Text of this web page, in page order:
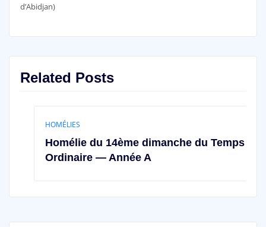
d’Abidjan)
Related Posts
HOMÉLIES
Homélie du 14ème dimanche du Temps
Ordinaire — Année A